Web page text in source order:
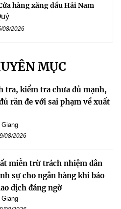
hàng xăng dầu Hải Nam
08/2026
MỤC
tra, kiểm tra chưa đủ mạnh,
răn đe với sai phạm về xuất
08/2026
miễn trừ trách nhiệm dân
sự cho ngân hàng khi báo
dịch đáng ngờ